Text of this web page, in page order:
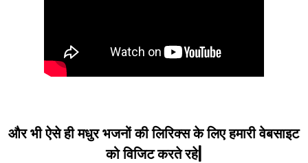
और भी ऐसे ही मधुर भजनों की लिरिक्स के लिए हमारी वेबसाइट
को विजिट करते रहे|